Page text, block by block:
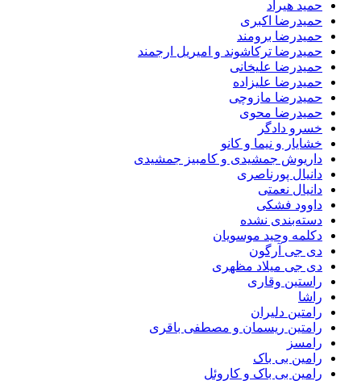
حمید هیراد
حمیدرضا اکبری
حمیدرضا برومند
حمیدرضا ترکاشوند و امیریل ارجمند
حمیدرضا علیخانی
حمیدرضا علیزاده
حمیدرضا مازوچی
حمیدرضا محوی
خسرو دادگر
خشایار و نیما و کانو
داریوش جمشیدی و کامبیز جمشیدی
دانیال پورناصری
دانیال نعمتی
داوود فشکی
دسته‌بندی نشده
دکلمه وحید موسویان
دی جی آرگون
دی جی میلاد مظهری
راستین وقاری
راشا
رامتین دلیران
رامتین ریسمان و مصطفی باقری
رامسز
رامین بی باک
رامین بی باک و کاروئل